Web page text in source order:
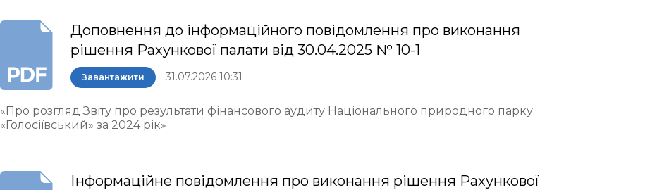
Доповнення до інформаційного повідомлення про виконання
рішення Рахункової палати від 30.04.2025 № 10-1
Завантажити 31.07.2026 10:31
«Про розгляд Звіту про результати фінансового аудиту Національного природного парку
«Голосіївський» за 2024 рік»
Інформаційне повідомлення про виконання рішення Рахункової